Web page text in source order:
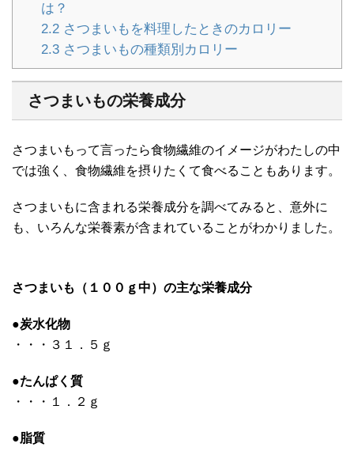
は？
2.2さつまいもを料理したときのカロリー
2.3さつまいもの種類別カロリー
さつまいもの栄養成分
さつまいもって言ったら食物繊維のイメージがわたしの中
では強く、食物繊維を摂りたくて食べることもあります。
さつまいもに含まれる栄養成分を調べてみると、意外に
も、いろんな栄養素が含まれていることがわかりました。
さつまいも（１００ｇ中）の主な栄養成分
●炭水化物
・・・３１．５ｇ
●たんぱく質
・・・１．２ｇ
●脂質